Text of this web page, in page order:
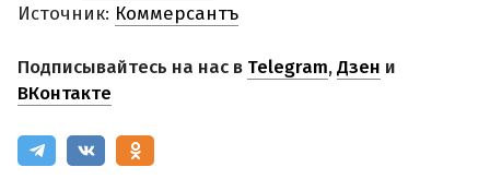
Источник: Коммерсантъ
Подписывайтесь на нас в Telegram,Дзен и
ВКонтакте